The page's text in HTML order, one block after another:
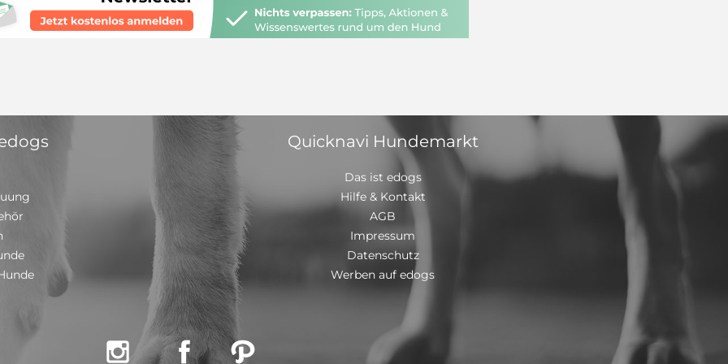
Quicknavi Hundemarkt
Das ist edogs
Hilfe & Kontakt
AGB
Impressum
Datenschutz
Werben auf edogs
  